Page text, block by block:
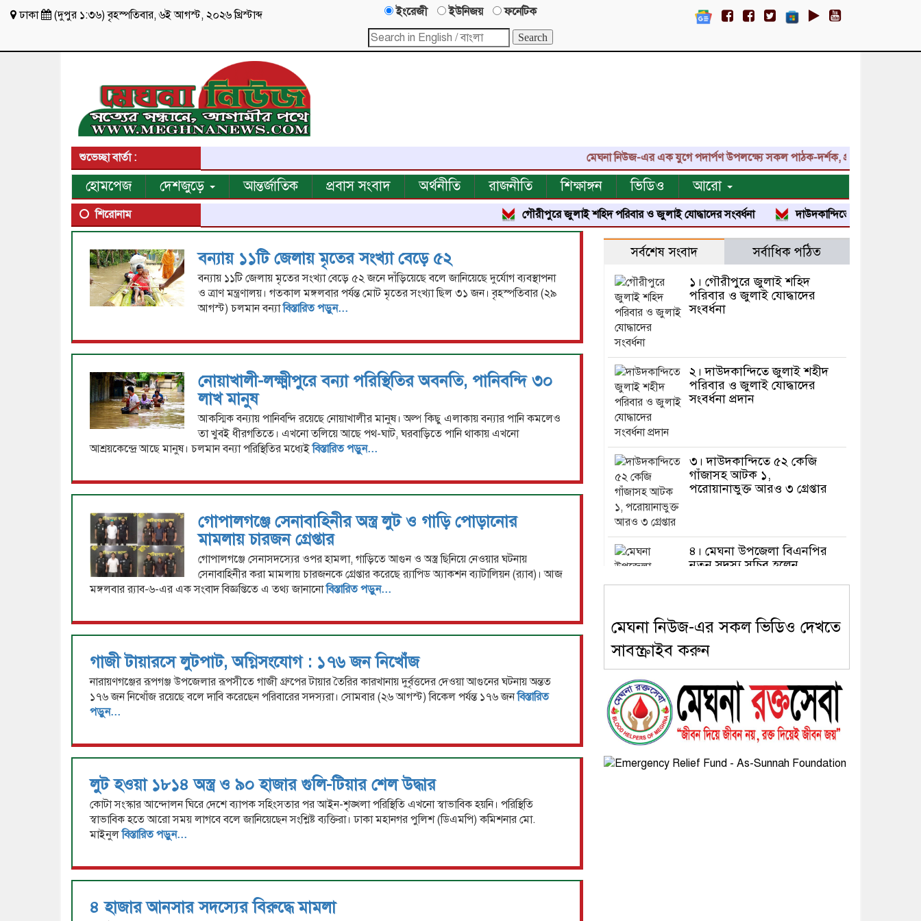
ঢাকা (দুপুর ১:৩৬)বৃহস্পতিবার,৬ই আগস্ট, ২০২৬ খ্রিস্টাব্দ ইংরেজী ইউনিজয় ফনেটিক
শুভেচ্ছা বার্তা : মেঘনা নিউজ-এর এক যুগে পদার্পণ উপলক্ষ্যে সকল পাঠক-দর্শক, প্রতিনিধি,
হোমপেজ দেশজুড়ে আন্তর্জাতিক প্রবাস সংবাদ অর্থনীতি রাজনীতি শিক্ষাঙ্গন ভিডিও আরো
শিরোনাম গৌরীপুরে জুলাই শহিদ পরিবার ও জুলাই যোদ্ধাদের সংবর্ধনা দাউদকান্দিতে জুলাই শহীদ পরিবার ও
বন্যায় ১১টি জেলায় মৃতের সংখ্যা বেড়ে ৫২
বন্যায় ১১টি জেলায় মৃতের সংখ্যা বেড়ে ৫২ জনে দাঁড়িয়েছে বলে জানিয়েছে দুর্যোগ ব্যবস্থাপনা
ও ত্রাণ মন্ত্রণালয়। গতকাল মঙ্গলবার পর্যন্ত মোট মৃতের সংখ্যা ছিল ৩১ জন। বৃহস্পতিবার (২৯
আগস্ট) চলমান বন্যাবিস্তারিত পড়ুন...
নোয়াখালী-লক্ষ্মীপুরে বন্যা পরিস্থিতির অবনতি, পানিবন্দি ৩০
লাখ মানুষ
আকস্মিক বন্যায় পানিবন্দি রয়েছে নোয়াখালীর মানুষ। অল্প কিছু এলাকায় বন্যার পানি কমলেও
তা খুবই ধীরগতিতে। এখনো তলিয়ে আছে পথ-ঘাট, ঘরবাড়িতে পানি থাকায় এখনো
আশ্রয়কেন্দ্রে আছে মানুষ। চলমান বন্যা পরিস্থিতির মধ্যেইবিস্তারিত পড়ুন...
গোপালগঞ্জে সেনাবাহিনীর অস্ত্র লুট ও গাড়ি পোড়ানোর
মামলায় চারজন গ্রেপ্তার
গোপালগঞ্জে সেনাসদস্যের ওপর হামলা, গাড়িতে আগুন ও অস্ত্র ছিনিয়ে নেওয়ার ঘটনায়
সেনাবাহিনীর করা মামলায় চারজনকে গ্রেপ্তার করেছে র‍্যাপিড অ্যাকশন ব্যাটালিয়ন (র‍্যাব)। আজ
মঙ্গলবার র‍্যাব-৬-এর এক সংবাদ বিজ্ঞপ্তিতে এ তথ্য জানানোবিস্তারিত পড়ুন...
গাজী টায়ারসে লুটপাট, অগ্নিসংযোগ : ১৭৬ জন নিখোঁজ
নারায়ণগঞ্জের রূপগঞ্জ উপজেলার রূপসীতে গাজী গ্রুপের টায়ার তৈরির কারখানায় দুর্বৃত্তদের দেওয়া আগুনের ঘটনায় অন্তত
১৭৬ জন নিখোঁজ রয়েছে বলে দাবি করেছেন পরিবারের সদস্যরা। সোমবার (২৬ আগস্ট) বিকেল পর্যন্ত ১৭৬ জনবিস্তারিত
পড়ুন...
লুট হওয়া ১৮১৪ অস্ত্র ও ৯০ হাজার গুলি-টিয়ার শেল উদ্ধার
কোটা সংস্কার আন্দোলন ঘিরে দেশে ব্যাপক সহিংসতার পর আইন-শৃঙ্খলা পরিস্থিতি এখনো স্বাভাবিক হয়নি। পরিস্থিতি
স্বাভাবিক হতে আরো সময় লাগবে বলে জানিয়েছেন সংশ্লিষ্ট ব্যক্তিরা। ঢাকা মহানগর পুলিশ (ডিএমপি) কমিশনার মো.
মাইনুলবিস্তারিত পড়ুন...
৪ হাজার আনসার সদস্যের বিরুদ্ধে মামলা
সর্বশেষ সংবাদ সর্বাধিক পঠিত
১। গৌরীপুরে জুলাই শহিদ
পরিবার ও জুলাই যোদ্ধাদের
সংবর্ধনা
২। দাউদকান্দিতে জুলাই শহীদ
পরিবার ও জুলাই যোদ্ধাদের
সংবর্ধনা প্রদান
৩। দাউদকান্দিতে ৫২ কেজি
গাঁজাসহ আটক ১,
পরোয়ানাভুক্ত আরও ৩ গ্রেপ্তার
৪। মেঘনা উপজেলা বিএনপির
নতুন সদস্য সচিব হলেন
৫। জেলা পুলিশ সুপার থেকে
সম্মাননা পেলেন দাউদকান্দি
মডেল থানার এএসআই সজল
৬। দাউদকান্দিতে উপজেলা
মেঘনা নিউজ-এর সকল ভিডিও দেখতে
সাবস্ক্রাইব করুন